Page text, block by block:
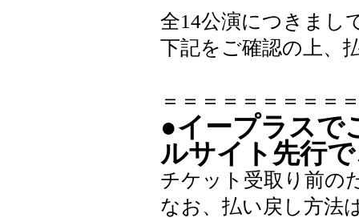
全14公演につきまし
下記をご確認の上、
＝＝＝＝＝＝＝＝＝
●イープラスで
ルサイト先行
チケット受取り前の
なお、払い戻し方法